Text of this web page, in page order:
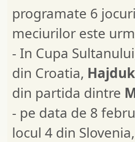
programate 6
meciurilor este
- In Cupa
din Croatia,
din partida dintre
- pe data de 8
locul 4 din Slovenia,